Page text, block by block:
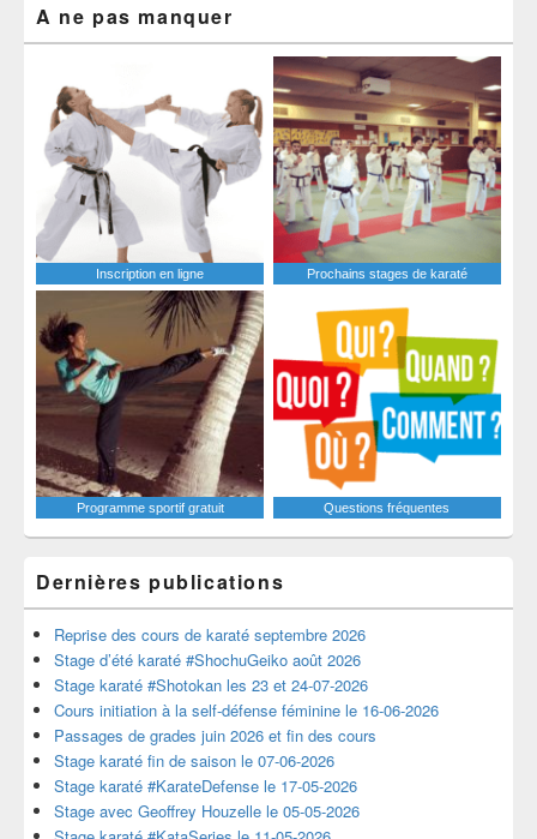
A ne pas manquer
Inscription en ligne Prochains stages de karaté
Programme sportif gratuit Questions fréquentes
Dernières publications
Reprise des cours de karaté septembre 2026
Stage d’été karaté #ShochuGeiko août 2026
Stage karaté #Shotokan les 23 et 24-07-2026
Cours initiation à la self-défense féminine le 16-06-2026
Passages de grades juin 2026 et fin des cours
Stage karaté fin de saison le 07-06-2026
Stage karaté #KarateDefense le 17-05-2026
Stage avec Geoffrey Houzelle le 05-05-2026